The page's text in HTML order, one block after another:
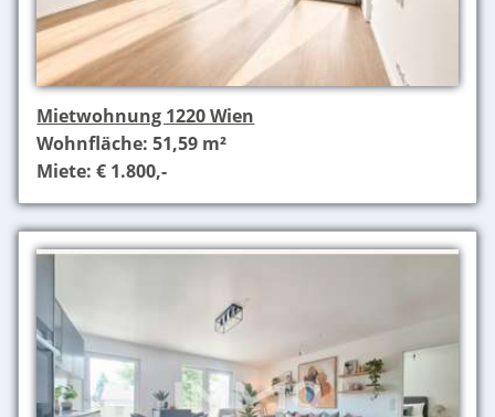
Mietwohnung 1220 Wien
Wohnfläche: 51,59 m²
Miete: € 1.800,-